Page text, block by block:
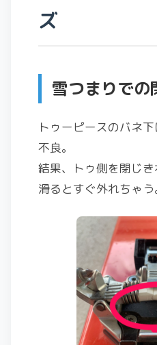
ズ
雪つまりでの
トゥーピースのバネ
不良。
結果、トゥ側を閉じ
滑るとすぐ外れちゃう